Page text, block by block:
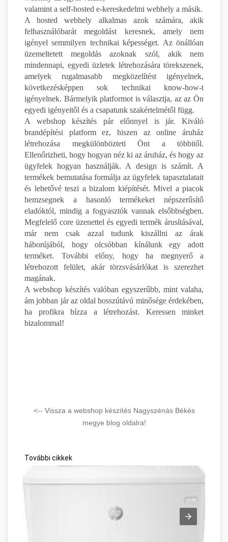
valamint a self-hosted e-kereskedelmi webhely a másik.
A hosted webhely alkalmas azok számára, akik
felhasználóbarát megoldást keresnek, amely nem
igényel semmilyen technikai képességet. Az önállóan
üzemeltetett megoldás azoknak szól, akik nem
mindennapi, egyedi üzletek létrehozására törekszenek,
amelyek rugalmasabb megközelítést igényelnek,
következésképpen sok technikai know-how-t
igényelnek. Bármelyik platformot is választja, az az Ön
egyedi igényeitől és a csapatunk szakértelmétől függ.
A webshop készítés pár előnnyel is jár. Kiváló
brandépítési platform ez, hiszen az online áruház
létrehozása megkülönbözteti Önt a többitől.
Ellenőrizheti, hogy hogyan néz ki az áruház, és hogy az
ügyfelek hogyan használják. A design is számít. A
termékek bemutatása formálja az ügyfelek tapasztalatait
és lehetővé teszi a bizalom kiépítését. Mivel a piacok
hemzsegnek a hasonló termékeket népszerűsítő
eladóktól, mindig a fogyasztók vannak elsőbbségben.
Megfelelő core üzenettel és egyedi termék árusításával,
már nem csak azzal tudunk kiszállni az árak
háborújából, hogy olcsóbban kínálunk egy adott
terméket. További előny, hogy ha megnyerő a
létrehozott felület, akár törzsvásárlókat is szerezhet
magának.
A webshop készítés valóban egyszerűbb, mint valaha,
ám jobban jár az oldal hosszútávú minősége érdekében,
ha profikra bízza a létrehozást. Keressen minket
bizalommal!
<-- Vissza a webshop készítés Nagyszénás Békés
megye blog oldalra!
További cikkek